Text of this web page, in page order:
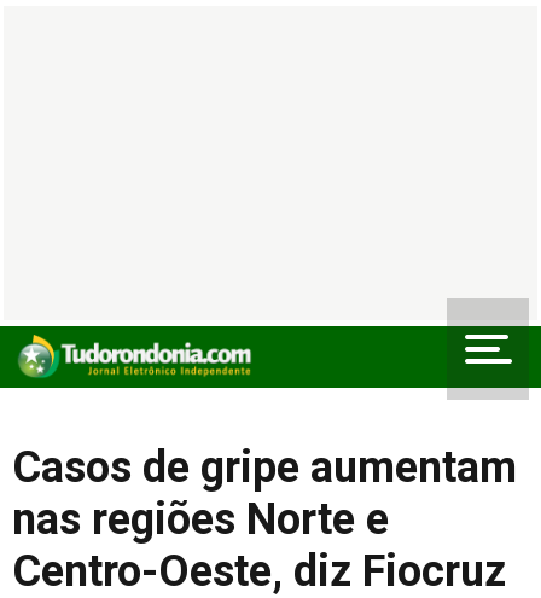
Casos de gripe aumentam
nas regiões Norte e
Centro-Oeste, diz Fiocruz